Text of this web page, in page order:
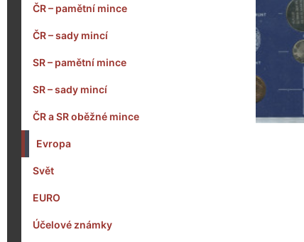
ČR – pamětní mince
ČR – sady mincí
SR – pamětní mince
SR – sady mincí
ČR a SR oběžné mince
Evropa
Svět
EURO
Účelové známky